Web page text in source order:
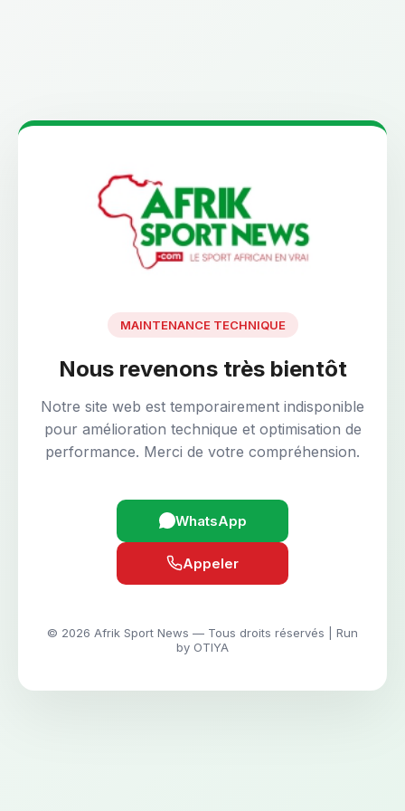
MAINTENANCE TECHNIQUE
Nous revenons très bientôt
Notre site web est temporairement indisponible
pour amélioration technique et optimisation de
performance. Merci de votre compréhension.
WhatsApp
Appeler
© 2026 Afrik Sport News — Tous droits réservés | Run
by OTIYA